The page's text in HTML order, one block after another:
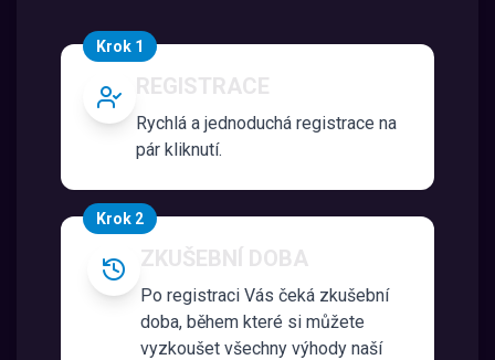
Krok 1
REGISTRACE
Rychlá a jednoduchá registrace na
pár kliknutí.
Krok 2
ZKUŠEBNÍ DOBA
Po registraci Vás čeká zkušební
doba, během které si můžete
vyzkoušet všechny výhody naší